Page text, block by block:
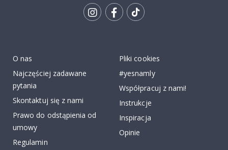
O nas
Najczęściej zadawane
pytania
Skontaktuj się z nami
Prawo do odstąpienia od
umowy
Regulamin
Pliki cookies
#yesnamly
Współpracuj z nami!
Instrukcje
Inspiracja
Opinie